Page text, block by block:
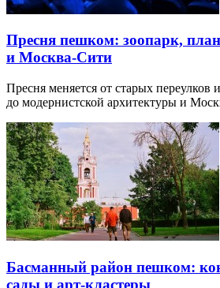
Пресня пешком: зоопарк,
и Москва-Сити
Пресня меняется от старых
до модернистской архитектуры и
Басманный район пешком:
сады и арт-кластеры